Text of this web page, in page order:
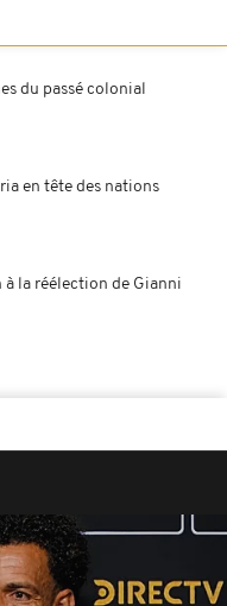
du passé colonial
en tête des nations
à la réélection de Gianni